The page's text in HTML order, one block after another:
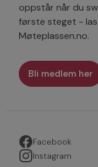
oppstår når du
første steget -
Møteplassen.no.
Bli medlem her
Facebook
Instagram